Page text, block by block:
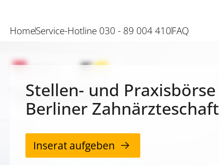
HomeService-Hotline 030 - 89 004 410FAQ
Stellen- und
Berliner Zahnärzteschaft
Inserat aufgeben